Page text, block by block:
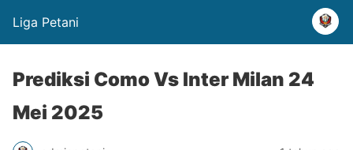
Liga Petani
Prediksi Como Vs Inter Milan 24
Mei 2025